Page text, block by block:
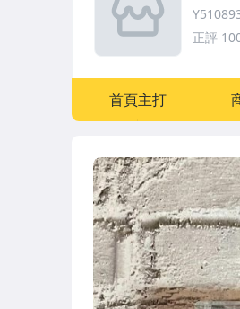
正評
首頁主打
電玩遊戲與主機